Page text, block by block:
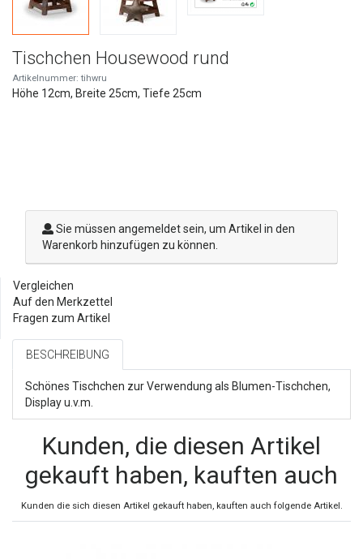
Tischchen Housewood rund
Artikelnummer: tihwru
Höhe 12cm, Breite 25cm, Tiefe 25cm
Sie müssen angemeldet sein, um Artikel in den
Warenkorb hinzufügen zu können.
Vergleichen
Auf den Merkzettel
Fragen zum Artikel
BESCHREIBUNG
Schönes Tischchen zur Verwendung als Blumen-Tischchen,
Display u.v.m.
Kunden, die diesen Artikel
gekauft haben, kauften auch
Kunden die sich diesen Artikel gekauft haben, kauften auch folgende Artikel.